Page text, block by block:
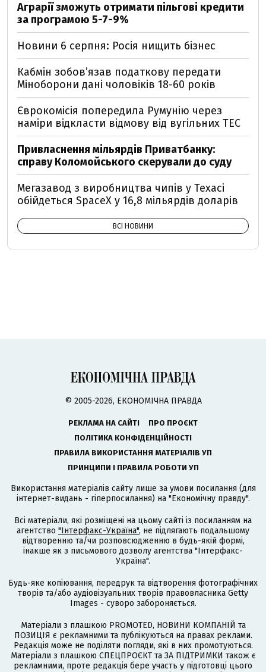
Аграрії зможуть отримати пільгові кредити
за програмою 5-7-9%
Новини 6 серпня: Росія нищить бізнес
Кабмін зобовʼязав податкову передати
Міноборони дані чоловіків 18-60 років
Єврокомісія попередила Румунію через
наміри відкласти відмову від вугільних ТЕС
Привласнення мільярдів Приватбанку:
справу Коломойського скерували до суду
Мегазавод з виробництва чипів у Техасі
обійдеться SpaceX у 16,8 мільярдів доларів
ВСІ НОВИНИ
© 2005-2026, ЕКОНОМІЧНА ПРАВДА
РЕКЛАМА НА САЙТІ
ПРО ПРОЄКТ
ПОЛІТИКА КОНФІДЕНЦІЙНОСТІ
ПРАВИЛА ВИКОРИСТАННЯ МАТЕРІАЛІВ УП
ПРИНЦИПИ І ПРАВИЛА РОБОТИ УП
Використання матеріалів сайту лише за умови посилання (для
інтернет-видань - гіперпосилання) на "Економічну правду".
Всі матеріали, які розміщені на цьому сайті із посиланням на
агентство "Інтерфакс-Україна", не підлягають подальшому
відтворенню та/чи розповсюдженню в будь-якій формі,
інакше як з письмового дозволу агентства "Інтерфакс-
Україна".
Будь-яке копіювання, передрук та відтворення фотографічних
творів та/або аудіовізуальних творів правовласника Getty
Images - суворо забороняється.
Матеріали з плашкою PROMOTED, НОВИНИ КОМПАНІЙ та
ПОЗИЦІЯ є рекламними та публікуються на правах реклами.
Редакція може не поділяти погляди, які в них промотуються.
Матеріали з плашкою СПЕЦПРОЄКТ та ЗА ПІДТРИМКИ також є
рекламними, проте редакція бере участь у підготовці цього